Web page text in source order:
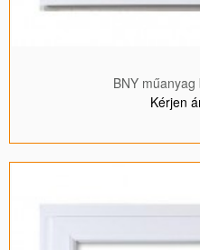
BNY
Kérjen